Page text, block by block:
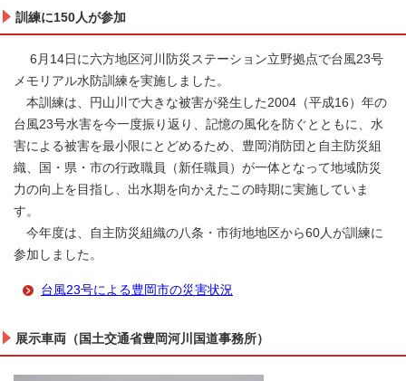
訓練に150人が参加
6月14日に六方地区河川防災ステーション立野拠点で台風23号
メモリアル水防訓練を実施しました。
本訓練は、円山川で大きな被害が発生した2004（平成16）年の
台風23号水害を今一度振り返り、記憶の風化を防ぐとともに、水
害による被害を最小限にとどめるため、豊岡消防団と自主防災組
織、国・県・市の行政職員（新任職員）が一体となって地域防災
力の向上を目指し、出水期を向かえたこの時期に実施していま
す。
今年度は、自主防災組織の八条・市街地地区から60人が訓練に
参加しました。
台風23号による豊岡市の災害状況
展示車両（国土交通省豊岡河川国道事務所）